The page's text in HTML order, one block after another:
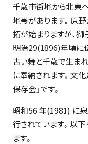
千歳市街地から北東
地帯があります。原
拓が始まりますが、
明治29(1896)年頃に
古い舞と千歳で生ま
に奉納されます。文
保存会」です。
昭和56 年(1981) に
行されています。以
ます。